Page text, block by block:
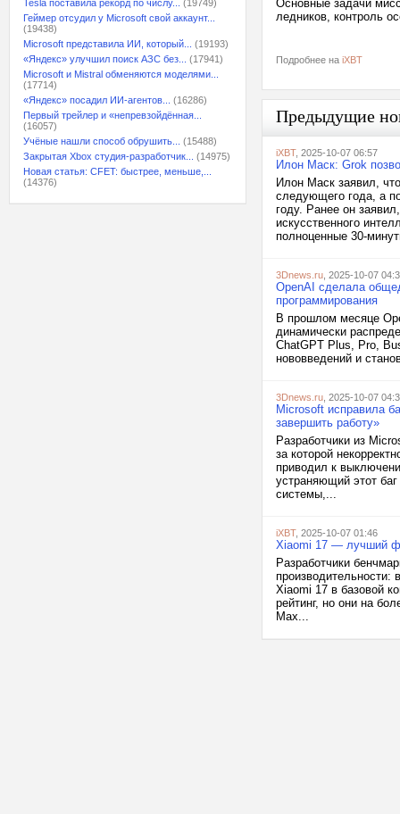
Tesla поставила рекорд по числу...
(19749)
Геймер отсудил у Microsoft свой аккаунт...
(19438)
Microsoft представила ИИ, который...
(19193)
«Яндекс» улучшил поиск АЗС без...
(17941)
Microsoft и Mistral обменяются моделями...
(17714)
«Яндекс» посадил ИИ-агентов...
(16286)
Первый трейлер и «непревзойдённая...
(16057)
Учёные нашли способ обрушить...
(15488)
Закрытая Xbox студия-разработчик...
(14975)
Новая статья: CFET: быстрее, меньше,...
(14376)
Основные задачи
ледников, контроль
Подробнее на iXBT
Предыдущие
iXBT, 2025-10-07 06:57
Илон Маск: Grok
Илон Маск заявил,
следующего года, а
году. Ранее он
искусственного
полноценные 30-
3Dnews.ru , 2025-10-07
OpenAI сделала
программирования
В прошлом месяце
динамически
ChatGPT Plus, Pro,
нововведений и
3Dnews.ru , 2025-10-07
Microsoft исправила
завершить работу»
Разработчики из
за которой
приводил к
устраняющий этот
системы,...
iXBT, 2025-10-07 01:46
Xiaomi 17 — лучший
Разработчики
Xiaomi 17 в базовой
рейтинг, но они на
Max...